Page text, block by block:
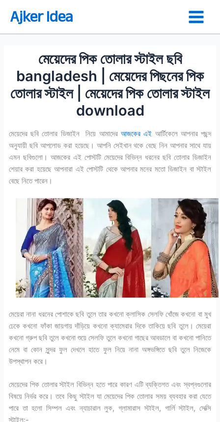
Ajker Idea
মেয়েদের পিক তোলার স্টাইল ছবি
bangladesh | মেয়েদের পিছনের পিক
তোলার স্টাইল | মেয়েদের পিক তোলার স্টাইল
download
মেয়েদের ছবি তোলার ডিজাইন নিয়ে আমাদের আজকের এই আর্টিকেলে আপনার পছন্দ
অনুযায়ী ছবি আপলোড করা হয়েছে। আপনি সেইখান থকে বেছে নিন আপনার সাথে যায়
এমন ছবিগুলো। আজকের এই পোস্টটি মেয়েদের বিভিন্ন ধরনের ছবি তোলার ডিজাইন
শেয়ার করা হয়েছে আপনারা এই পোস্টটি থেকে আপনার মনের মতো ডিজাইন বা স্টাইল
বেছে নিতে পারেন।
মেয়েরা নানা ধরনের পোশাকে ছবি তুলে তার কখনো ক্লাসিক সেলফি খোঁজে কখনো বা মুখ
ঢেকে কখনো ফাঁকা জায়গায় দাঁড়িয়ে কখনো ক্যামেরার দিকে তাকিয়ে ছবি তুলে। মেয়েরা
কখনো গ্রুপ ছবি তুলে কখনো শুয়ে সেলফি তুলে কখনো গাছের আবডালে বা কখনো পানিতে
নেমে বা কোন সুন্দর ফুল দেখলে হাতে ফুল নিয়ে নানা অঙ্গভঙ্গিতে ছবি তুলে নিজেকে
উপস্থাপন করে।
মেয়েদের পিক তোলার স্টাইল বিভিন্ন হতে পারে কারণ এটি ব্যক্তিগত এবং স্বপ্নগুলোর
বিষয়ে নির্ভর করে। তবে কিছু স্টাইল যা মেয়েদের পিক তোলার সময় ব্যবহার করা যেতে
পারে তা হলো সিম্পল এবং ন্যাচারাল লুক, গ্লামারাস স্টাইল, গার্লি স্টাইল, সেক্সি
স্টাইল:-